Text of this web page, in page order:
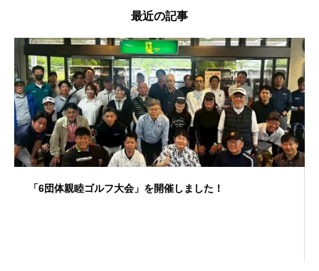
最近の記事
「6団体親睦ゴルフ大会」を開催しました！